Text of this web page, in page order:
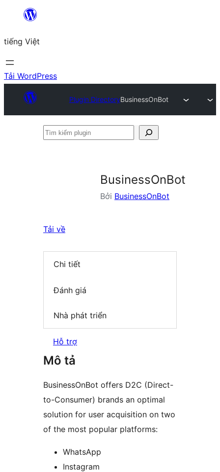
Chuyển
phần
nội
dung
tiếng Việt
Tải WordPress
Plugin DirectoryBusinessOnBot
Tìm
BusinessOnBot
Bởi BusinessOnBot
Tải về
Chi tiết
Đánh giá
Nhà phát triển
Hỗ trợ
Mô tả
BusinessOnBot offers D2C (Direct-
to-Consumer) brands an optimal
solution for user acquisition on two
of the most popular platforms:
WhatsApp
Instagram